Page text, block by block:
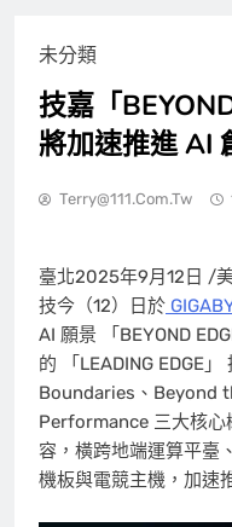
未分類
技嘉「
將加速推進 AI
Terry@111.com.tw
臺北2025年9月12日 /
技今（12）日於
AI 願景 「BEYOND
的 「LEADING EDGE
Boundaries、Beyond
Performance 三大核心
容，橫跨地端運算平臺
機板與電競主機 ，加速